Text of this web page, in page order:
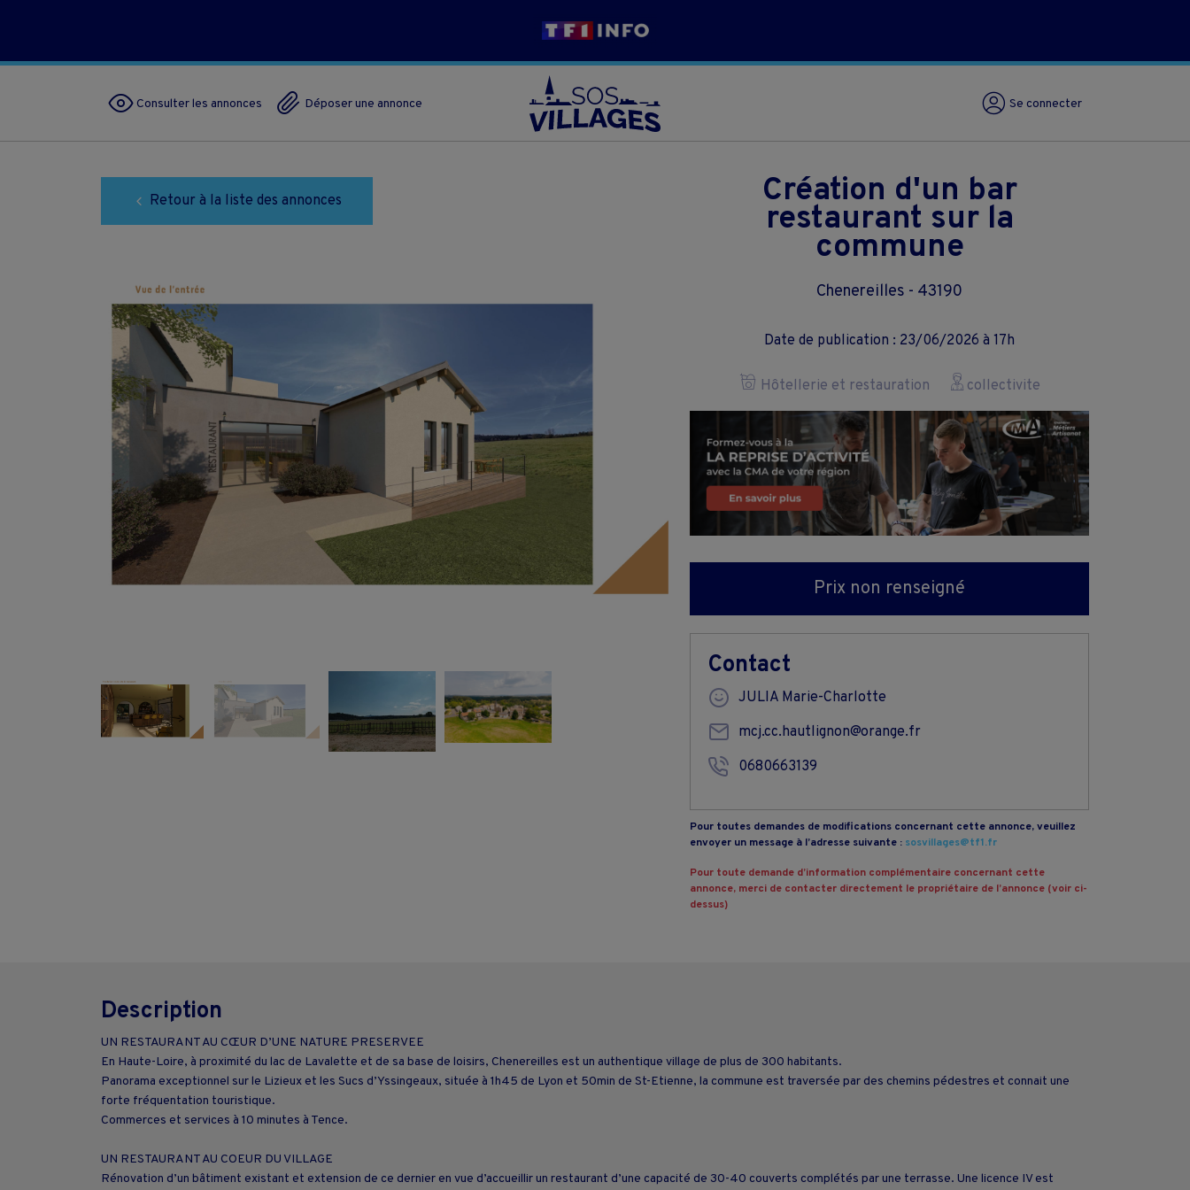
Consulter les annonces Déposer une annonce Se connecter
Retour à la liste des annonces Création d'un bar
restaurant sur la
commune
Chenereilles - 43190
Date de publication : 23/06/2026 à 17h
Hôtellerie et restauration collectivite
Prix non renseigné
Contact
JULIA Marie-Charlotte
mcj.cc.hautlignon@orange.fr
0680663139
Pour toutes demandes de modifications concernant cette annonce, veuillez
envoyer un message à l’adresse suivante : sosvillages@tf1.fr
Pour toute demande d’information complémentaire concernant cette
annonce, merci de contacter directement le propriétaire de l’annonce (voir ci-
dessus)
Description
UN RESTAURANT AU CŒUR D’UNE NATURE PRESERVEE
En Haute-Loire, à proximité du lac de Lavalette et de sa base de loisirs, Chenereilles est un authentique village de plus de 300 habitants.
Panorama exceptionnel sur le Lizieux et les Sucs d’Yssingeaux, située à 1h45 de Lyon et 50min de St-Etienne, la commune est traversée par des chemins pédestres et connait une
forte fréquentation touristique.
Commerces et services à 10 minutes à Tence.
UN RESTAURANT AU COEUR DU VILLAGE
Rénovation d’un bâtiment existant et extension de ce dernier en vue d’accueillir un restaurant d’une capacité de 30-40 couverts complétés par une terrasse. Une licence IV est